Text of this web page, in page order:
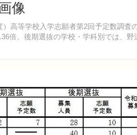
像
高等学校入学志願者第2回予定数調査
倍。後期選抜の学校・学科別では、野